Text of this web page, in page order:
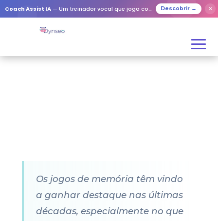
Coach Assist IA — Um treinador vocal que joga com os seus entes queridos Descobrir → ✕
Os jogos de memória têm vindo
a ganhar destaque nas últimas
décadas, especialmente no que